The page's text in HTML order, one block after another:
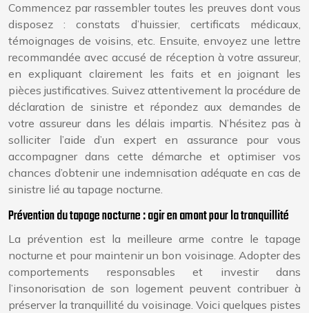
Commencez par rassembler toutes les preuves dont vous
disposez : constats d’huissier, certificats médicaux,
témoignages de voisins, etc. Ensuite, envoyez une lettre
recommandée avec accusé de réception à votre assureur,
en expliquant clairement les faits et en joignant les
pièces justificatives. Suivez attentivement la procédure de
déclaration de sinistre et répondez aux demandes de
votre assureur dans les délais impartis. N’hésitez pas à
solliciter l’aide d’un expert en assurance pour vous
accompagner dans cette démarche et optimiser vos
chances d’obtenir une indemnisation adéquate en cas de
sinistre lié au tapage nocturne.
Prévention du tapage nocturne : agir en amont pour la tranquillité
La prévention est la meilleure arme contre le tapage
nocturne et pour maintenir un bon voisinage. Adopter des
comportements responsables et investir dans
l’insonorisation de son logement peuvent contribuer à
préserver la tranquillité du voisinage. Voici quelques pistes